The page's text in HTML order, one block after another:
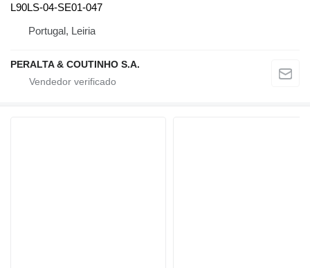
L90LS-04-SE01-047
Portugal, Leiria
PERALTA & COUTINHO S.A.